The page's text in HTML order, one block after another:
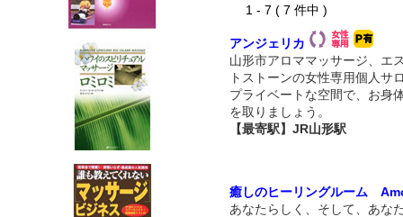
1 - 7 ( 7 件中 )
アンジェリカ
山形市アロママッサージ、エ
トストーンの女性専用個人サ
プライベートな空間で、お身
を取りましょう。
【最寄駅】JR山形駅
癒しのヒーリングルーム
あなたらしく、そして、あな